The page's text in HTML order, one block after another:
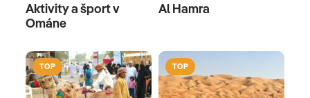
Aktivity a šport v
Ománe
Al Hamra
TOP TOP